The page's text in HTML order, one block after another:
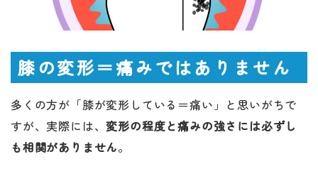
膝の変形＝痛みではありません
多くの方が「膝が変形している＝痛い」と思いがちで
すが、実際には、変形の程度と痛みの強さには必ずし
も相関がありません。